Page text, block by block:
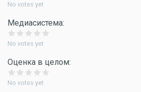
No votes yet
Медиасистема:
No votes yet
Оценка в целом:
No votes yet